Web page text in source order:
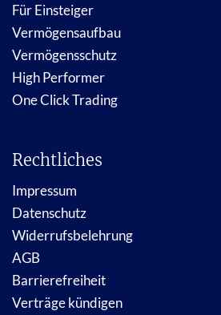
Für Einsteiger
Vermögensaufbau
Vermögensschutz
High Performer
One Click Trading
Rechtliches
Impressum
Datenschutz
Widerrufsbelehrung
AGB
Barrierefreiheit
Verträge kündigen